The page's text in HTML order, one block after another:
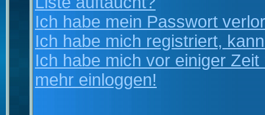
Ich habe mein Passwort
Ich habe mich registriert,
Ich habe mich vor einiger
mehr einloggen!